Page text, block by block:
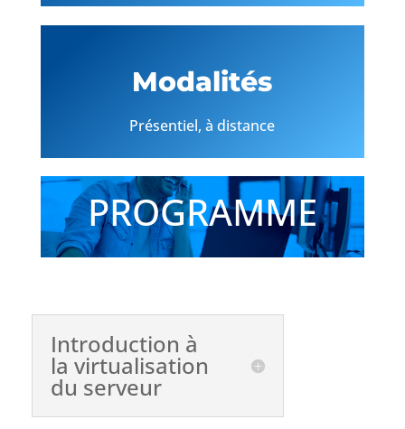
Modalités
Présentiel, à distance
PROGRAMME
Introduction à
la virtualisation
du serveur